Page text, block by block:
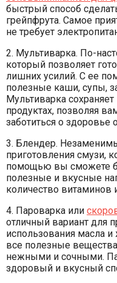
быстрый способ
грейпфрута. Самое
не требует
2. Мультиварка. По-
который позволяет
лишних усилий. С ее
полезные каши, супы,
Мультиварка
продуктах, позволяя
заботиться о здоровье
3. Блендер.
приготовления смузи,
помощью вы сможете
полезные и вкусные
количество витаминов
4. Пароварка или
отличный вариант для
использования масла и
все полезные
нежными и сочными.
здоровый и вкусный